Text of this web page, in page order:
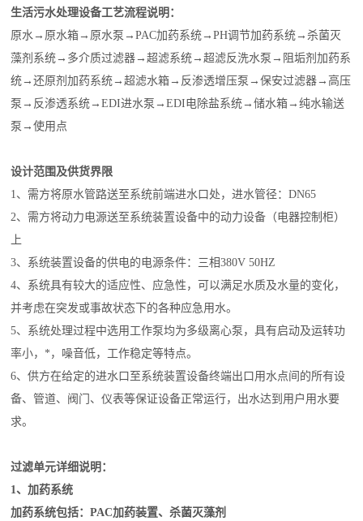
生活污水处理设备工艺流程说明：
原水→原水箱→原水泵→PAC加药系统→PH调节加药系统→杀菌灭
藻剂系统→多介质过滤器→超滤系统→超滤反洗水泵→阻垢剂加药系
统→还原剂加药系统→超滤水箱→反渗透增压泵→保安过滤器→高压
泵→反渗透系统→EDI进水泵→EDI电除盐系统→储水箱→纯水输送
泵→使用点
设计范围及供货界限
1、需方将原水管路送至系统前端进水口处，进水管径：DN65
2、需方将动力电源送至系统装置设备中的动力设备（电器控制柜）
上
3、系统装置设备的供电的电源条件：三相380V 50HZ
4、系统具有较大的适应性、应急性，可以满足水质及水量的变化，
并考虑在突发或事故状态下的各种应急用水。
5、系统处理过程中选用工作泵均为多级离心泵，具有启动及运转功
率小，*，噪音低，工作稳定等特点。
6、供方在给定的进水口至系统装置设备终端出口用水点间的所有设
备、管道、阀门、仪表等保证设备正常运行，出水达到用户用水要
求。
过滤单元详细说明：
1、加药系统
加药系统包括：PAC加药装置、杀菌灭藻剂